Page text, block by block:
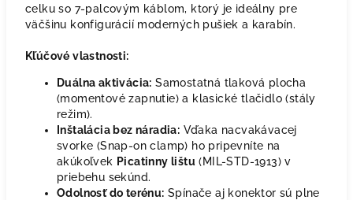
celku so 7-palcovým káblom, ktorý je ideálny pre
väčšinu konfigurácií moderných pušiek a karabín.
Kľúčové vlastnosti:
Duálna aktivácia: Samostatná tlaková plocha
(momentové zapnutie) a klasické tlačidlo (stály
režim).
Inštalácia bez náradia: Vďaka nacvakávacej
svorke (Snap-on clamp) ho pripevníte na
akúkoľvek Picatinny lištu (MIL-STD-1913) v
priebehu sekúnd.
Odolnosť do terénu: Spínače aj konektor sú plne